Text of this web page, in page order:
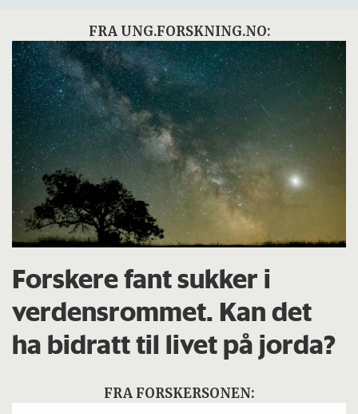
FRA UNG.FORSKNING.NO:
Forskere fant sukker i
verdensrommet. Kan det
ha bidratt til livet på jorda?
FRA FORSKERSONEN: